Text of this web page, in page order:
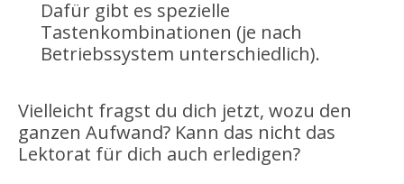
Dafür gibt es spezielle
Tastenkombinationen (je nach
Betriebssystem unterschiedlich).
Vielleicht fragst du dich jetzt, wozu den
ganzen Aufwand? Kann das nicht das
Lektorat für dich auch erledigen?